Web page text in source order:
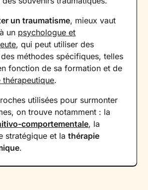
un traumatisme, mieux vaut
un psychologue et
, qui peut utiliser des
méthodes spécifiques, telles
fonction de sa formation et de
thérapeutique.
utilisées pour surmonter
on trouve notamment : la
comportementale, la
stratégique et lathérapie
.